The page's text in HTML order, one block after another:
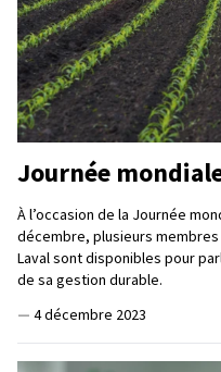
Journée
À l’occasion de la Journée
décembre, plusieurs
Laval sont disponibles pour
de sa gestion durable.
— 4 décembre 2023